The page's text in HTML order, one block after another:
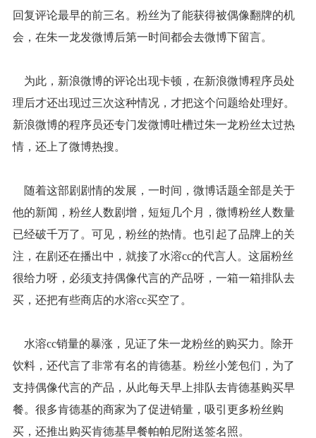
回复评论最早的前三名。粉丝为了能获得被偶像翻牌的机
会，在朱一龙发微博后第一时间都会去微博下留言。
为此，新浪微博的评论出现卡顿，在新浪微博程序员处
理后才还出现过三次这种情况，才把这个问题给处理好。
新浪微博的程序员还专门发微博吐槽过朱一龙粉丝太过热
情，还上了微博热搜。
随着这部剧剧情的发展，一时间，微博话题全部是关于
他的新闻，粉丝人数剧增，短短几个月，微博粉丝人数量
已经破千万了。可见，粉丝的热情。也引起了品牌上的关
注，在剧还在播出中，就接了水溶cc的代言人。这届粉丝
很给力呀，必须支持偶像代言的产品呀，一箱一箱排队去
买，还把有些商店的水溶cc买空了。
水溶cc销量的暴涨，见证了朱一龙粉丝的购买力。除开
饮料，还代言了非常有名的肯德基。粉丝小笼包们，为了
支持偶像代言的产品，从此每天早上排队去肯德基购买早
餐。很多肯德基的商家为了促进销量，吸引更多粉丝购
买，还推出购买肯德基早餐帕帕尼附送签名照。